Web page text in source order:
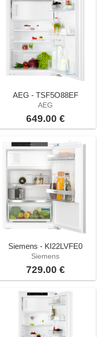
AEG - TSF5O88EF
AEG
649.00 €
Siemens - KI22LVFE0
Siemens
729.00 €